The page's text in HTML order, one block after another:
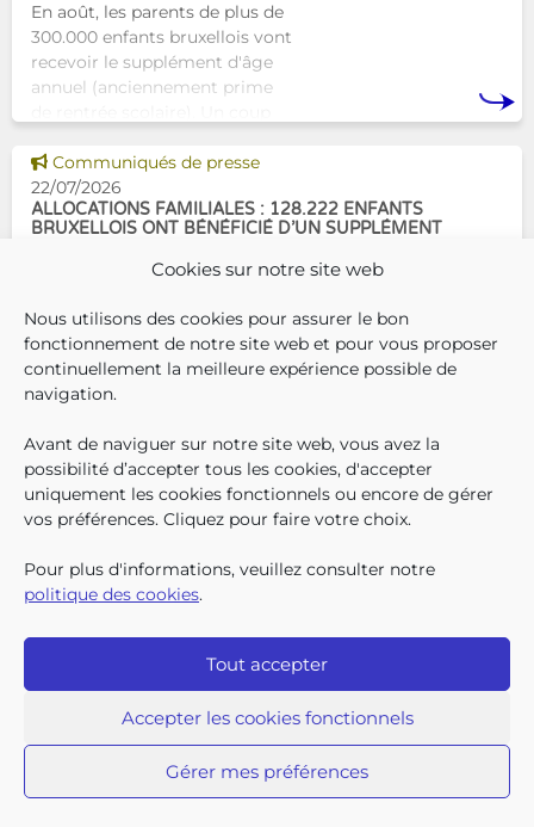
Cookies sur notre site web
Nous utilisons des cookies pour assurer le bon
fonctionnement de notre site web et pour vous proposer
continuellement la meilleure expérience possible de
navigation.
Avant de naviguer sur notre site web, vous avez la
possibilité d’accepter tous les cookies, d'accepter
uniquement les cookies fonctionnels ou encore de gérer
vos préférences. Cliquez pour faire votre choix.
Pour plus d'informations, veuillez consulter notre
politique des cookies.
Tout accepter
Accepter les cookies fonctionnels
Gérer mes préférences
En août, les parents de plus de
300.000 enfants bruxellois vont
recevoir le supplément d'âge
annuel (anciennement prime
commencer la
Voir cette news
Communiqués de presse
22/07/2026
ALLOCATIONS FAMILIALES : 128.222 ENFANTS
BRUXELLOIS ONT BÉNÉFICIÉ D’UN SUPPLÉMENT
En décembre 2025, 304.966
enfants bruxellois avaient droit
aux allocations familiales.
Parmi eux, 128.222
supplément social en plus du
montant de base de leurs all
QUI SOMMES-NOUS ?
TRAVAILLER CHEZ NOUS
TOUTES LES NEWS
TRANSPARENCE
CONTACTEZ-NOUS
PRESSE
PLAINTES
Déclaration d’accessibilité
Protection des données à caractère personnel
Clause de non-responsabilité